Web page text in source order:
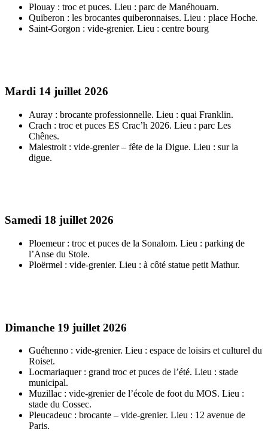
Plouay : troc et puces. Lieu : parc de Manéhouarn.
Quiberon : les brocantes quiberonnaises. Lieu : place Hoche.
Saint-Gorgon : vide-grenier. Lieu : centre bourg
Mardi 14 juillet 2026
Auray : brocante professionnelle. Lieu : quai Franklin.
Crach : troc et puces ES Crac’h 2026. Lieu : parc Les
Chênes.
Malestroit : vide-grenier – fête de la Digue. Lieu : sur la
digue.
Samedi 18 juillet 2026
Ploemeur : troc et puces de la Sonalom. Lieu : parking de
l’Anse du Stole.
Ploërmel : vide-grenier. Lieu : à côté statue petit Mathur.
Dimanche 19 juillet 2026
Guéhenno : vide-grenier. Lieu : espace de loisirs et culturel du
Roiset.
Locmariaquer : grand troc et puces de l’été. Lieu : stade
municipal.
Muzillac : vide-grenier de l’école de foot du MOS. Lieu :
stade du Cossec.
Pleucadeuc : brocante – vide-grenier. Lieu : 12 avenue de
Paris.